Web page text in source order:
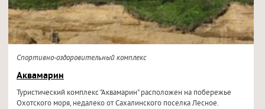
Спортивно-оздоровительный комплекс
Аквамарин
Туристический комплекс "Аквамарин" расположен на побережье
Охотского моря, недалеко от Сахалинского поселка Лесное.